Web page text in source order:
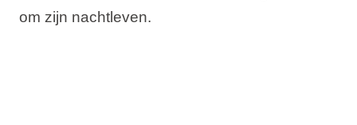
om zijn nachtleven.